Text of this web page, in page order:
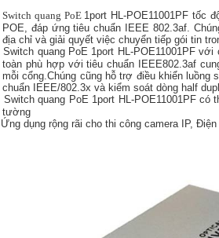
Switch quang PoE 1port HL-POE11001PF tốc
POE, đáp ứng tiêu chuẩn IEEE 802.3af.
địa chỉ và giải quyết việc chuyển tiếp gói tin
Switch quang PoE 1port HL-POE11001PF
toàn phù hợp với tiêu chuẩn IEEE802.3af
mỗi cổng.Chúng cũng hỗ trợ điều khiển luồng
chuẩn IEEE/802.3x và kiểm soát dòng half
Switch quang PoE 1port HL-POE11001PF có
tường
Ứng dụng rộng rãi cho thi công camera IP,